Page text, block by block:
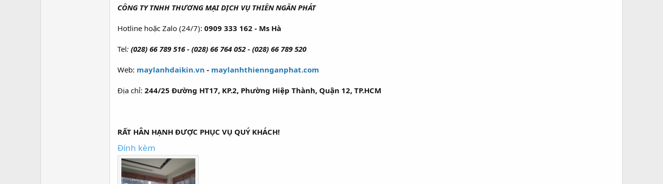
CÔNG TY TNHH THƯƠNG MẠI DỊCH VỤ THIÊN NGÂN PHÁT
Hotline hoặc Zalo (24/7): 0909 333 162 - Ms Hà
Tel: (028) 66 789 516 - (028) 66 764 052 - (028) 66 789 520
Web: maylanhdaikin.vn - maylanhthiennganphat.com
Địa chỉ: 244/25 Đường HT17, KP.2, Phường Hiệp Thành, Quận 12, TP.HCM
RẤT HÂN HẠNH ĐƯỢC PHỤC VỤ QUÝ KHÁCH!
Đính kèm